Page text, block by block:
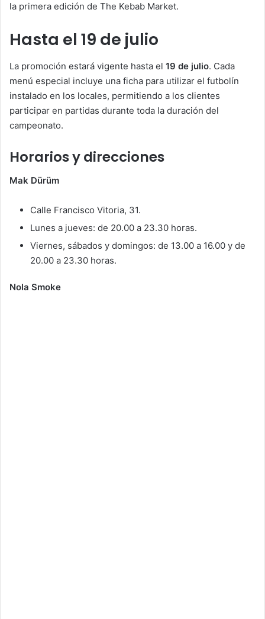
la primera edición de The Kebab Market.
Hasta el 19 de julio
La promoción estará vigente hasta el 19 de julio. Cada
menú especial incluye una ficha para utilizar el futbolín
instalado en los locales, permitiendo a los clientes
participar en partidas durante toda la duración del
campeonato.
Horarios y direcciones
Mak Dürüm
Calle Francisco Vitoria, 31.
Lunes a jueves: de 20.00 a 23.30 horas.
Viernes, sábados y domingos: de 13.00 a 16.00 y de
20.00 a 23.30 horas.
Nola Smoke